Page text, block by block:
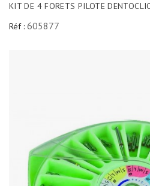
KIT DE 4 FORETS PILOTE
Réf : 605877